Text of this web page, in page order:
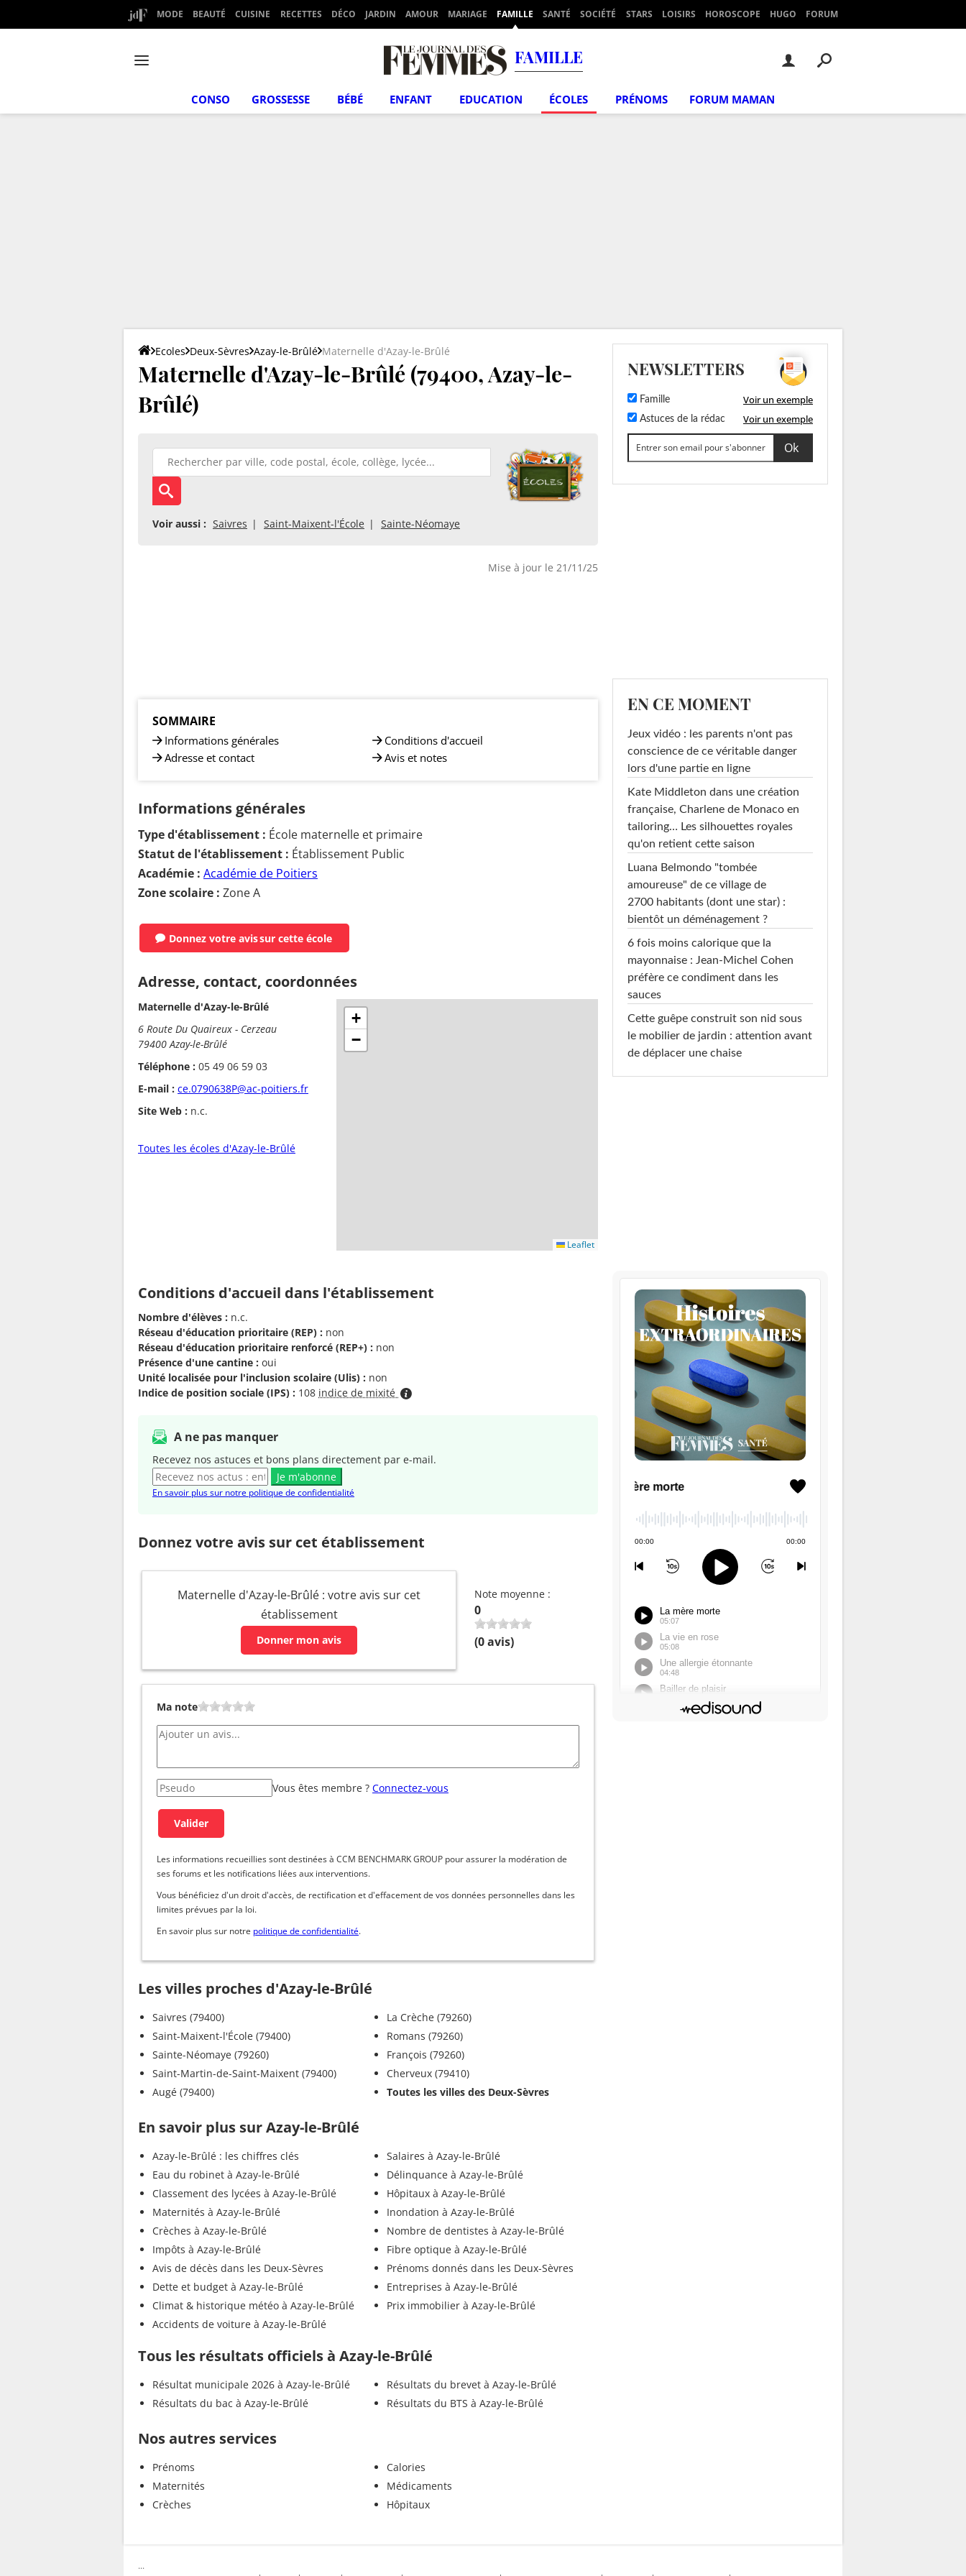
MODE BEAUTÉ CUISINE RECETTES DÉCO JARDIN AMOUR MARIAGE FAMILLE SANTÉ SOCIÉTÉ STARS LOISIRS HOROSCOPE HUGO FORUM
FAMILLE
CONSO GROSSESSE BÉBÉ ENFANT EDUCATION ÉCOLES PRÉNOMS FORUM MAMAN
Ecoles Deux-Sèvres Azay-le-Brûlé Maternelle d'Azay-le-Brûlé
Maternelle d'Azay-le-Brûlé (79400, Azay-le-
Brûlé)
Voir aussi : Saivres Saint-Maixent-l'École Sainte-Néomaye
Mise à jour le 21/11/25
SOMMAIRE
Informations générales
Adresse et contact
Conditions d'accueil
Avis et notes
Informations générales
Type d'établissement : École maternelle et primaire
Statut de l'établissement : Établissement Public
Académie : Académie de Poitiers
Zone scolaire : Zone A
Donnez votre avissur cette école
Adresse, contact, coordonnées
Maternelle d'Azay-le-Brûlé
6 Route Du Quaireux - Cerzeau
79400 Azay-le-Brûlé
Téléphone : 05 49 06 59 03
E-mail : ce.0790638P@ac-poitiers.fr
Site Web : n.c.
Toutes les écoles d'Azay-le-Brûlé
+
−
Leaflet
Conditions d'accueil dans l'établissement
Nombre d'élèves : n.c.
Réseau d'éducation prioritaire (REP) : non
Réseau d'éducation prioritaire renforcé (REP+) : non
Présence d'une cantine : oui
Unité localisée pour l'inclusion scolaire (Ulis) : non
Indice de position sociale (IPS) : 108 indice de mixité
A ne pas manquer
Recevez nos astuces et bons plans directement par e-mail.
Je m'abonne
En savoir plus sur notre politique de confidentialité
Donnez votre avis sur cet établissement
Maternelle d'Azay-le-Brûlé : votre avis sur cet
établissement
Donner mon avis
Note moyenne :
0
(0avis)
Ma note
Vous êtes membre ? Connectez-vous
Les informations recueillies sont destinées à CCM BENCHMARK GROUP pour assurer la modération de
ses forums et les notifications liées aux interventions.
Vous bénéficiez d'un droit d'accès, de rectification et d'effacement de vos données personnelles dans les
limites prévues par la loi.
En savoir plus sur notre politique de confidentialité.
Les villes proches d'Azay-le-Brûlé
Saivres (79400)
Saint-Maixent-l'École (79400)
Sainte-Néomaye (79260)
Saint-Martin-de-Saint-Maixent (79400)
Augé (79400)
La Crèche (79260)
Romans (79260)
François (79260)
Cherveux (79410)
Toutes les villes des Deux-Sèvres
En savoir plus sur Azay-le-Brûlé
Azay-le-Brûlé : les chiffres clés
Eau du robinet à Azay-le-Brûlé
Classement des lycées à Azay-le-Brûlé
Maternités à Azay-le-Brûlé
Crèches à Azay-le-Brûlé
Impôts à Azay-le-Brûlé
Avis de décès dans les Deux-Sèvres
Dette et budget à Azay-le-Brûlé
Climat & historique météo à Azay-le-Brûlé
Accidents de voiture à Azay-le-Brûlé
Salaires à Azay-le-Brûlé
Délinquance à Azay-le-Brûlé
Hôpitaux à Azay-le-Brûlé
Inondation à Azay-le-Brûlé
Nombre de dentistes à Azay-le-Brûlé
Fibre optique à Azay-le-Brûlé
Prénoms donnés dans les Deux-Sèvres
Entreprises à Azay-le-Brûlé
Prix immobilier à Azay-le-Brûlé
Tous les résultats officiels à Azay-le-Brûlé
Résultat municipale 2026 à Azay-le-Brûlé
Résultats du bac à Azay-le-Brûlé
Résultats du brevet à Azay-le-Brûlé
Résultats du BTS à Azay-le-Brûlé
Nos autres services
Prénoms
Maternités
Crèches
Calories
Médicaments
Hôpitaux
NEWSLETTERS
Famille Voir un exemple
Astuces de la rédac Voir un exemple
EN CE MOMENT
Jeux vidéo : les parents n'ont pas
conscience de ce véritable danger
lors d'une partie en ligne
Kate Middleton dans une création
française, Charlene de Monaco en
tailoring… Les silhouettes royales
qu'on retient cette saison
Luana Belmondo "tombée
amoureuse" de ce village de
2700 habitants (dont une star) :
bientôt un déménagement ?
6 fois moins calorique que la
mayonnaise : Jean-Michel Cohen
préfère ce condiment dans les
sauces
Cette guêpe construit son nid sous
le mobilier de jardin : attention avant
de déplacer une chaise
...